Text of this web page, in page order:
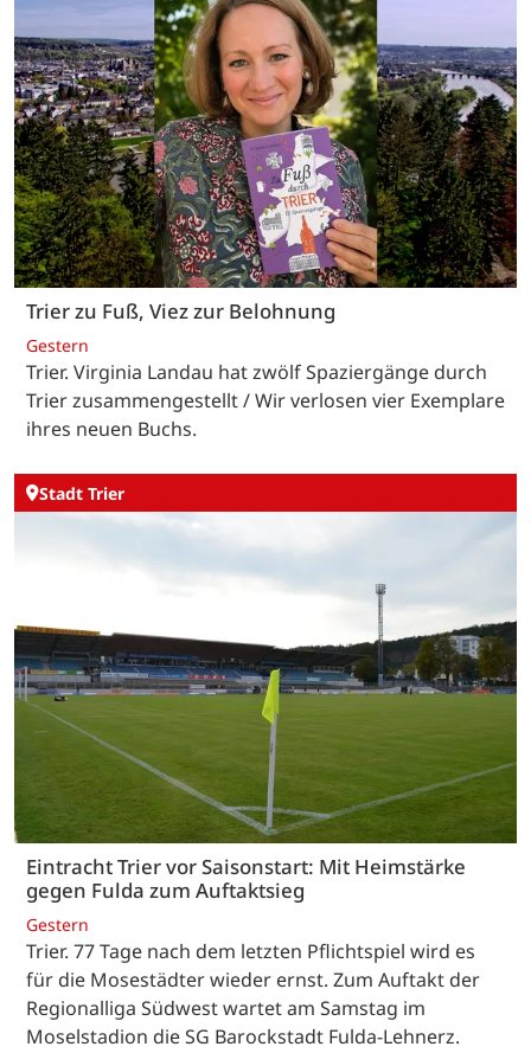
Trier zu Fuß, Viez zur Belohnung
Gestern
Trier. Virginia Landau hat zwölf Spaziergänge durch
Trier zusammengestellt / Wir verlosen vier Exemplare
ihres neuen Buchs.
Stadt Trier
Eintracht Trier vor Saisonstart: Mit Heimstärke
gegen Fulda zum Auftaktsieg
Gestern
Trier. 77 Tage nach dem letzten Pflichtspiel wird es
für die Mosestädter wieder ernst. Zum Auftakt der
Regionalliga Südwest wartet am Samstag im
Moselstadion die SG Barockstadt Fulda-Lehnerz.